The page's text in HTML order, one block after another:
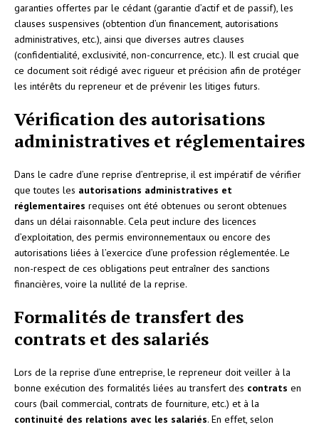
garanties offertes par le cédant (garantie d’actif et de passif), les
clauses suspensives (obtention d’un financement, autorisations
administratives, etc.), ainsi que diverses autres clauses
(confidentialité, exclusivité, non-concurrence, etc.). Il est crucial que
ce document soit rédigé avec rigueur et précision afin de protéger
les intérêts du repreneur et de prévenir les litiges futurs.
Vérification des autorisations
administratives et réglementaires
Dans le cadre d’une reprise d’entreprise, il est impératif de vérifier
que toutes les autorisations administratives et
réglementaires requises ont été obtenues ou seront obtenues
dans un délai raisonnable. Cela peut inclure des licences
d’exploitation, des permis environnementaux ou encore des
autorisations liées à l’exercice d’une profession réglementée. Le
non-respect de ces obligations peut entraîner des sanctions
financières, voire la nullité de la reprise.
Formalités de transfert des
contrats et des salariés
Lors de la reprise d’une entreprise, le repreneur doit veiller à la
bonne exécution des formalités liées au transfert des contrats en
cours (bail commercial, contrats de fourniture, etc.) et à la
continuité des relations avec les salariés. En effet, selon